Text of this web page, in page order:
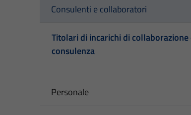
Consulenti e collaboratori
Titolari di incarichi di collaborazione
consulenza
Personale